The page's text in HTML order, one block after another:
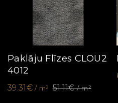
Paklāju Flīzes CLOU2
4012
39.31€/ m² 51.11€/ m²